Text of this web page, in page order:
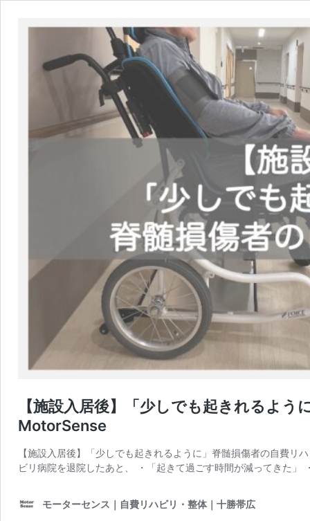
【施設入居後】「少しでも起きれるよ
MotorSense
【施設入居後】「少しでも起きれるように」脊髄損傷者の自費
ビリ病院を退院したあと、 ・「起きて過ごす時間が減ってきた
モーターセンス｜自費リハビリ・整体｜十勝帯広